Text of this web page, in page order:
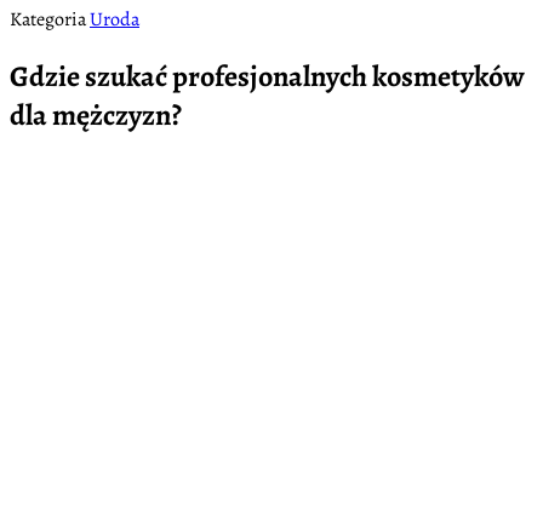
KategoriaUroda
Gdzie szukać profesjonalnych kosmetyków
dla mężczyzn?